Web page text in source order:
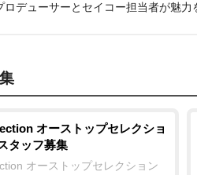
ロデューサーとセイコー担当者が魅力
オーストップセレクショ
タッフ募集
オーストップセレクション